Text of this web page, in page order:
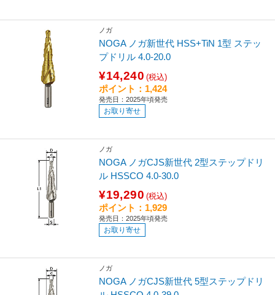
ノガ
NOGA ノガ新世代 HSS+TiN 1型 ステッ
プドリル 4.0-20.0
¥14,240 (税込)
ポイント：1,424
発売日：2025年頃発売
お取り寄せ
ノガ
NOGA ノガCJS新世代 2型ステップドリ
ル HSSCO 4.0-30.0
¥19,290 (税込)
ポイント：1,929
発売日：2025年頃発売
お取り寄せ
ノガ
NOGA ノガCJS新世代 5型ステップドリ